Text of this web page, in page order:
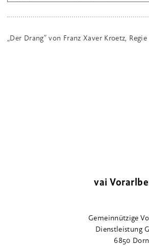
„Der Drang“ von Franz Xaver Kroetz,
vai
Gemeinnützige
Dienstleistung
6850